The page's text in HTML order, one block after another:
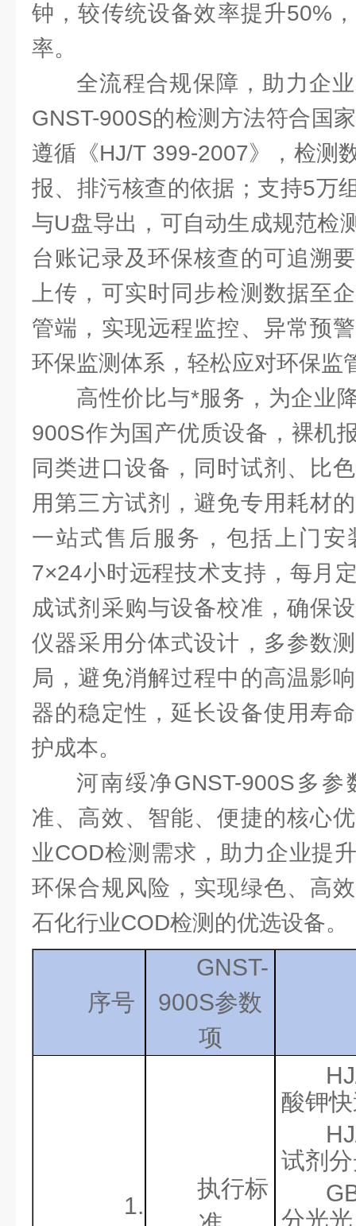
钟，较传统设备效率提升50%
率。
全流程合规保障，助力企
GNST-900S的检测方法符合国
遵循《HJ/T 399-2007》，检测
报、排污核查的依据；支持5万
与U盘导出，可自动生成规范检
台账记录及环保核查的可追溯
上传，可实时同步检测数据至
管端，实现远程监控、异常预
环保监测体系，轻松应对环保监
高性价比与*服务，为企业
900S作为国产优质设备，裸机
同类进口设备，同时试剂、比
用第三方试剂，避免专用耗材
一站式售后服务，包括上门
7×24小时远程技术支持，每月
成试剂采购与设备校准，确保
仪器采用分体式设计，多参数
局，避免消解过程中的高温影
器的稳定性，延长设备使用寿
护成本。
河南绥净GNST-900S多
准、高效、智能、便捷的核心
业COD检测需求，助力企业提
环保合规风险，实现绿色、高
石化行业COD检测的优选设备。
序号
GNST-
900S参数
项
1.
执行标
酸钾
试剂
分光